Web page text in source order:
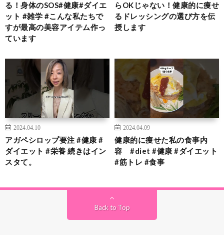
る！身体のSOS#健康#ダイエ
ット #雑学 #こんな私たちで
すが最高の美容アイテム作っ
ています
らOKじゃない！健康的に痩せ
るドレッシングの選び方を伝
授します
2024.04.10
アガペシロップ要注 #健康 #
ダイエット #栄養 続きはイン
スタて。
2024.04.09
健康的に痩せた私の食事内
容 #diet #健康 #ダイエット
#筋トレ #食事
Back to Top